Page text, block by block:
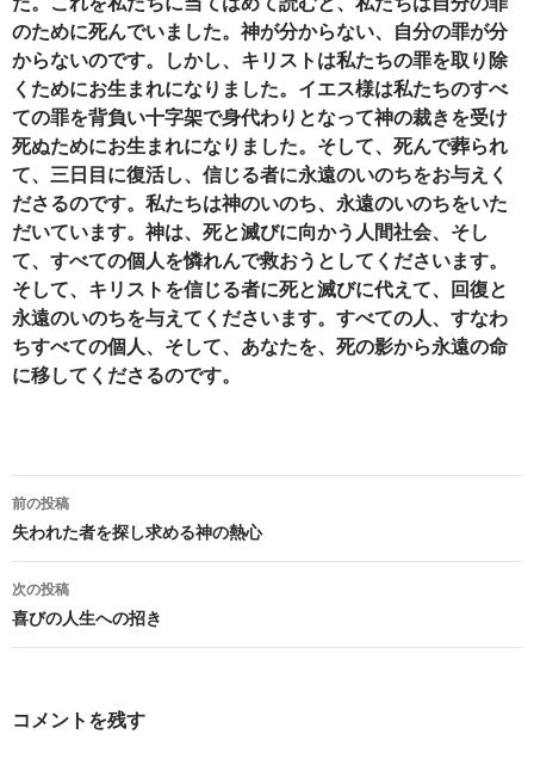
のために死んでいました。神が分からない、自分の罪が分
からないのです。しかし、キリストは私たちの罪を取り除
くためにお生まれになりました。イエス様は私たちのすべ
ての罪を背負い十字架で身代わりとなって神の裁きを受け
死ぬためにお生まれになりました。そして、死んで葬られ
て、三日目に復活し、信じる者に永遠のいのちをお与えく
ださるのです。私たちは神のいのち、永遠のいのちをいた
だいています。神は、死と滅びに向かう人間社会、そし
て、すべての個人を憐れんで救おうとしてくださいます。
そして、キリストを信じる者に死と滅びに代えて、回復と
永遠のいのちを与えてくださいます。すべての人、すなわ
ちすべての個人、そして、あなたを、死の影から永遠の命
に移してくださるのです。
投
稿
ナ
ビ
ゲ
前の投稿
失われた者を探し求める神の熱心
次の投稿
喜びの人生への招き
コメントを残す